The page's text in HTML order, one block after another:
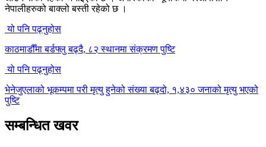
नेपालीहरुको बाक्लो बस्ती रहेको छ ।
यो पनि पढ्नुहोस
काठमाडौँमा बर्डफ्लु बढ्दै, ८२ स्थानमा संक्रमण पुष्टि
यो पनि पढ्नुहोस
भेनेजुएलाको भूकम्पमा परी मृत्यु हुनेको संख्या बढ्दो, १,४३० जनाको मृत्यु भएको
पुष्टि
सम्बन्धित खवर